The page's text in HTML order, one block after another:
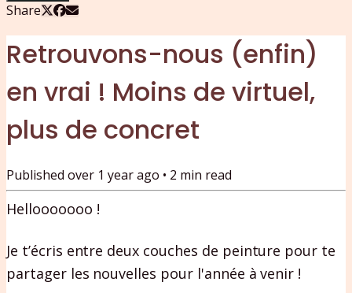
Share
Retrouvons-nous (enfin)
en vrai ! Moins de virtuel,
plus de concret
Published over 1 year ago • 2 min read
Hellooooooo !
Je t’écris entre deux couches de peinture pour te
partager les nouvelles pour l'année à venir !